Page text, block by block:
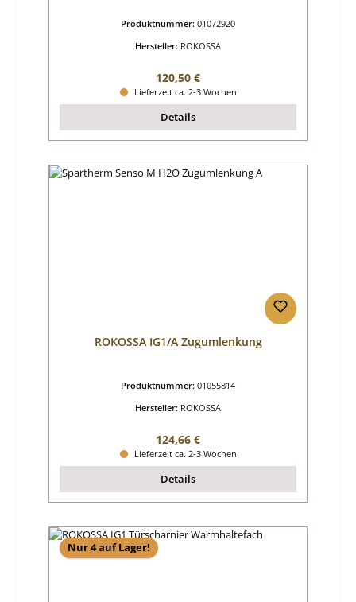
Produktnummer: 01072920
Hersteller: ROKOSSA
Regulärer Preis:
120,50 €
Lieferzeit ca. 2-3 Wochen
Details
ROKOSSA IG1/A Zugumlenkung
Produktnummer: 01055814
Hersteller: ROKOSSA
Regulärer Preis:
124,66 €
Lieferzeit ca. 2-3 Wochen
Details
Nur 4 auf Lager!